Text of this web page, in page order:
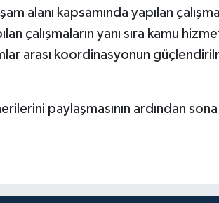
alanı kapsamında yapılan
çalışmaların yanı sıra kamu
arası koordinasyonun
paylaşmasının ardından